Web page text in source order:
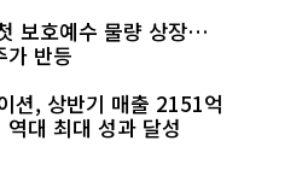
보호예수 물량 상장…
가 반등
션, 상반기 매출 2151억
역대 최대 성과 달성